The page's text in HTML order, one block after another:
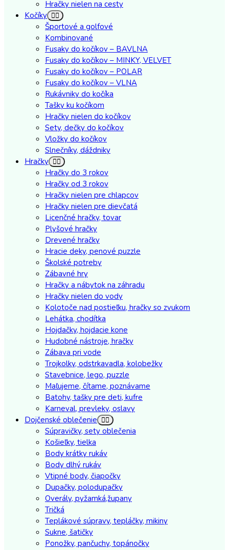
Hračky nielen na cesty
Kočíky
Športové a golfové
Kombinované
Fusaky do kočíkov – BAVLNA
Fusaky do kočíkov – MINKY, VELVET
Fusaky do kočíkov – POLAR
Fusaky do kočíkov – VLNA
Rukávniky do kočíka
Tašky ku kočíkom
Hračky nielen do kočíkov
Sety, dečky do kočíkov
Vložky do kočíkov
Slnečníky, dáždniky
Hračky
Hračky do 3 rokov
Hračky od 3 rokov
Hračky nielen pre chlapcov
Hračky nielen pre dievčatá
Licenčné hračky, tovar
Plyšové hračky
Drevené hračky
Hracie deky, penové puzzle
Školské potreby
Zábavné hry
Hračky a nábytok na záhradu
Hračky nielen do vody
Kolotoče nad postieľku, hračky so zvukom
Lehátka, chodítka
Hojdačky, hojdacie kone
Hudobné nástroje, hračky
Zábava pri vode
Trojkolky, odstrkavadla, kolobežky
Stavebnice, lego, puzzle
Maľujeme, čítame, poznávame
Batohy, tašky pre deti, kufre
Karneval, prevleky, oslavy
Dojčenské oblečenie
Súpravičky, sety oblečenia
Košieľky, tielka
Body krátky rukáv
Body dlhý rukáv
Vtipné body, čiapočky
Dupačky, polodupačky
Overály, pyžamká,župany
Tričká
Teplákové súpravy, tepláčky, mikiny
Sukne, šatičky
Ponožky, pančuchy, topánočky